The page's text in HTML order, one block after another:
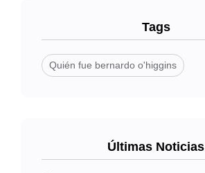
Tags
Quién fue bernardo o'higgins
Últimas Noticias